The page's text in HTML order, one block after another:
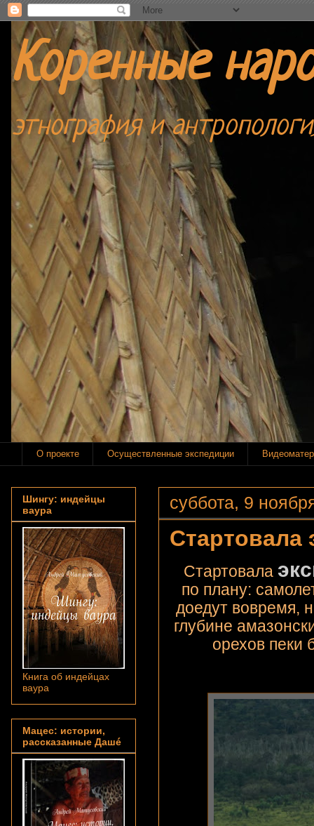
Коренные
этнография и
О проекте Осуществленные экспедиции
суббота, 9
Стартовала
Стартовала
по плану:
доедут вовремя,
глубине
орехов пеки
Шингу: индейцы
ваура
Книга об индейцах
ваура
Мацес: истории,
рассказанные Дашé